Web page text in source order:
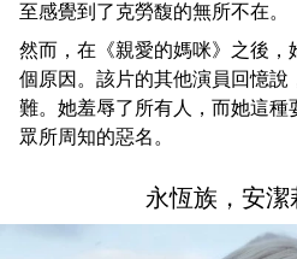
至感覺到了克勞馥的無所不在。
然而，在《親愛的媽咪》之後，
個原因。該片的其他演員回憶說
難。她羞辱了所有人，而她這
眾所周知的惡名。
永恆族，安潔